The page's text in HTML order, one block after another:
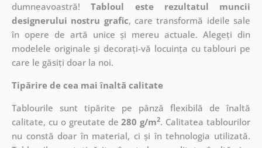
dumneavoastră!Tabloul este rezultatul muncii
designerului nostru grafic, caretransformă ideile sale
în opere de artă unice și mereu actuale. Alegeți din
modelele originale și decorați-vă locuința cu tablouri pe
care le găsiți doar la noi.
Tipărire de cea mai înaltă calitate
Tablourile sunt tipărite pe pânză flexibilă de înaltă
calitate, cu o greutate de280 g/m2. Calitatea tablourilor
nu constă doar în material, ci și în tehnologia utilizată.